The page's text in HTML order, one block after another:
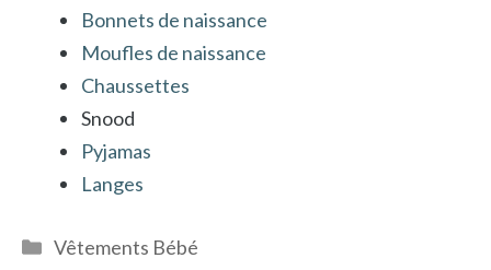
Bonnets de naissance
Moufles de naissance
Chaussettes
Snood
Pyjamas
Langes
Catégories
Vêtements Bébé